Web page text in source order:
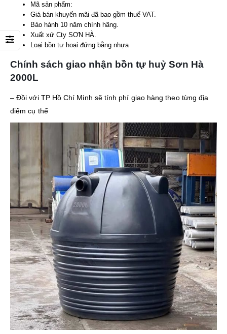
Mã sản phẩm:
Giá bán khuyến mãi đã bao gồm thuế VAT.
Bảo hành 10 năm chính hãng.
Xuất xứ Cty SƠN HÀ.
Loại bồn tự hoại đứng bằng nhựa
Chính sách giao nhận bồn tự huỷ Sơn Hà
2000L
– Đồi với TP Hồ Chí Minh sẽ tính phí giao hàng theo từng địa
điểm cụ thể